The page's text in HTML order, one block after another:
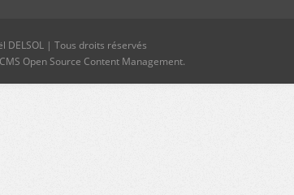
DELSOL | Tous droits réservés
CMS Open Source Content Management.